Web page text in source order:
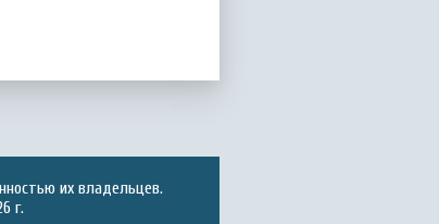
их владельцев.
г.